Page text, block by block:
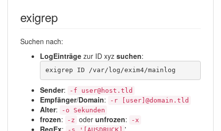
exigrep
Suchen nach:
LogEinträge zur ID xyz suchen:
exigrep ID /var/log/exim4/mainlog
Sender: -f user@host.tld
Empfänger/Domain: -r [user]@domain.tld
Alter: -o Sekunden
frozen: -z oder unfrozen: -x
RegEx:
'